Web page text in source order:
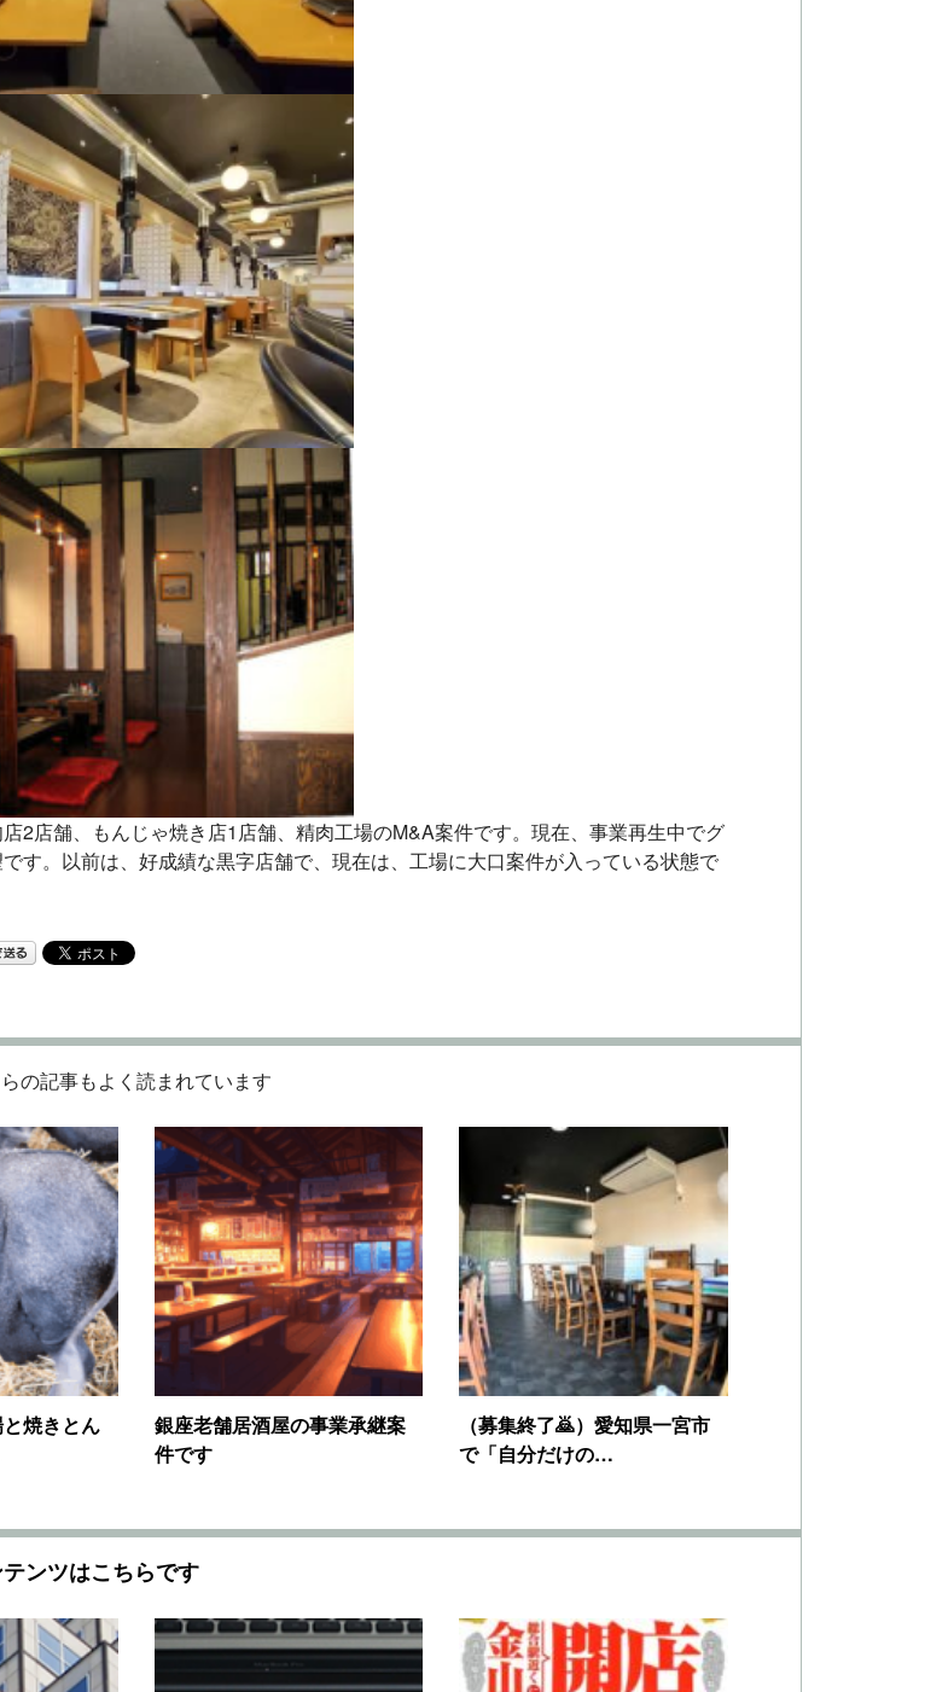
2店舗、もんじゃ焼き店1店舗、精肉工場のM&A案件です。現在、事業再生中でグ
す。以前は、好成績な黒字店舗で、現在は、工場に大口案件が入っている状態で
の記事もよく読まれています
焼きとん
銀座老舗居酒屋の事業承継案
件です
（募集終了🙇）愛知県一宮市
で「自分だけの…
ンツはこちらです